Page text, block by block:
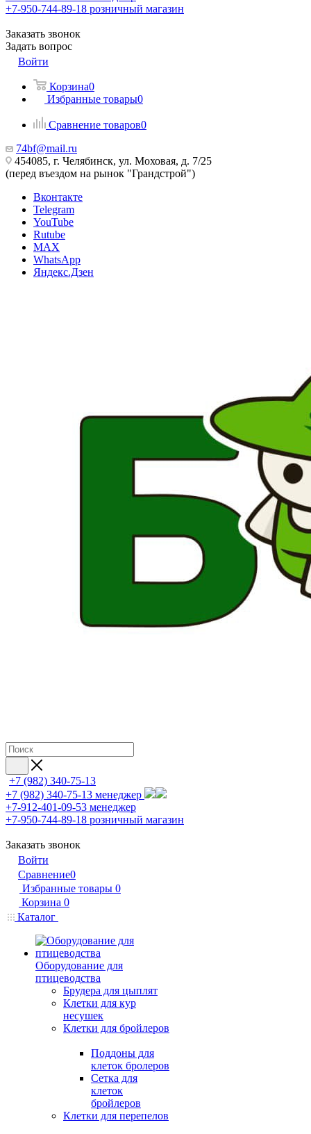
+7-950-744-89-18 розничный магазин
Заказать звонок
Задать вопрос
Войти
Корзина0
Избранные товары0
Сравнение товаров0
74bf@mail.ru
454085, г. Челябинск, ул. Моховая, д. 7/25
(перед въездом на рынок "Грандстрой")
Вконтакте
Telegram
YouTube
Rutube
MAX
WhatsApp
Яндекс.Дзен
+7 (982) 340-75-13
+7 (982) 340-75-13 менеджер
+7-912-401-09-53 менеджер
+7-950-744-89-18 розничный магазин
Заказать звонок
Войти
Сравнение0
Избранные товары 0
Корзина 0
Каталог
Оборудование для
птицеводства
Брудера для цыплят
Клетки для кур
несушек
Клетки для бройлеров
Поддоны для
клеток бролеров
Сетка для
клеток
бройлеров
Клетки для перепелов